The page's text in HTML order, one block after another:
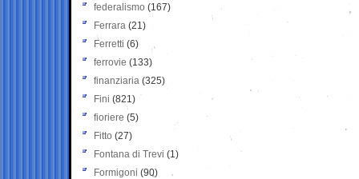
federalismo (167)
Ferrara (21)
Ferretti (6)
ferrovie (133)
finanziaria (325)
Fini (821)
fioriere (5)
Fitto (27)
Fontana di Trevi (1)
Formigoni (90)